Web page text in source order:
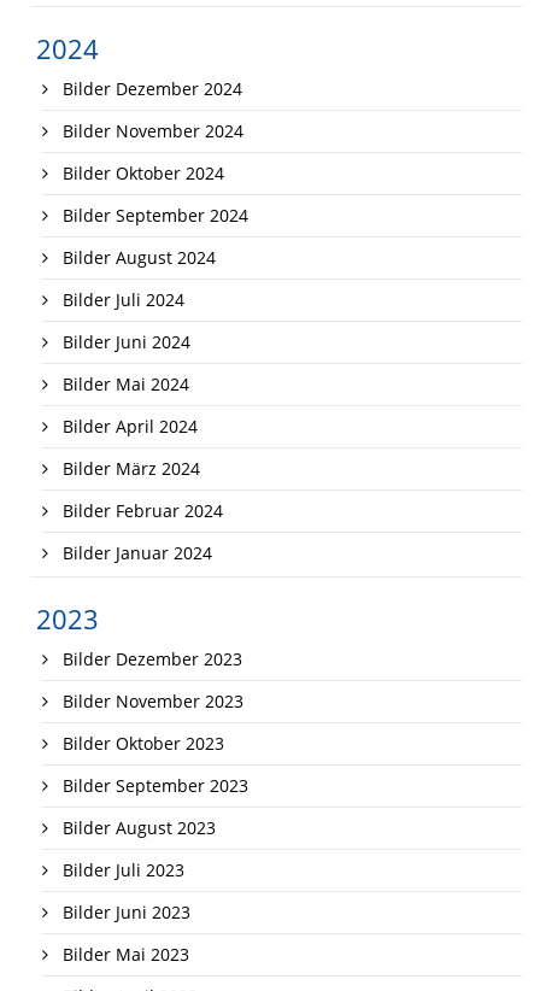
2024
Bilder Dezember 2024
Bilder November 2024
Bilder Oktober 2024
Bilder September 2024
Bilder August 2024
Bilder Juli 2024
Bilder Juni 2024
Bilder Mai 2024
Bilder April 2024
Bilder März 2024
Bilder Februar 2024
Bilder Januar 2024
2023
Bilder Dezember 2023
Bilder November 2023
Bilder Oktober 2023
Bilder September 2023
Bilder August 2023
Bilder Juli 2023
Bilder Juni 2023
Bilder Mai 2023